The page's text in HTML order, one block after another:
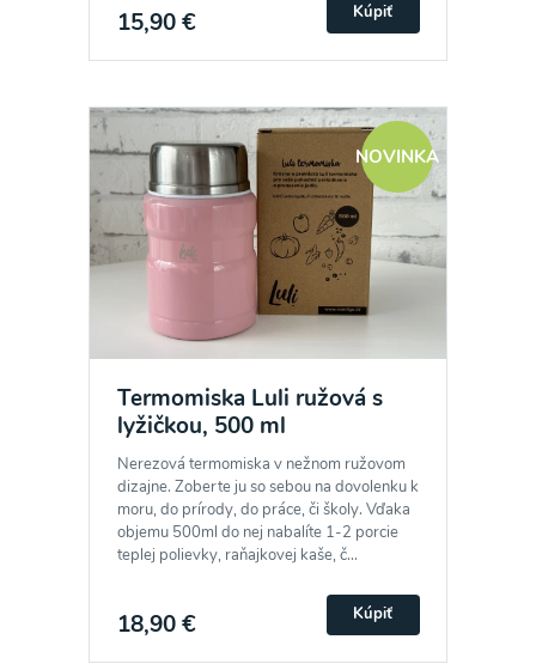
15,90 € Kúpiť
NOVINKA
Termomiska Luli ružová s
lyžičkou, 500 ml
Nerezová termomiska v nežnom ružovom
dizajne. Zoberte ju so sebou na dovolenku k
moru, do prírody, do práce, či školy. Vďaka
objemu 500ml do nej nabalíte 1-2 porcie
teplej polievky, raňajkovej kaše, č...
18,90 € Kúpiť